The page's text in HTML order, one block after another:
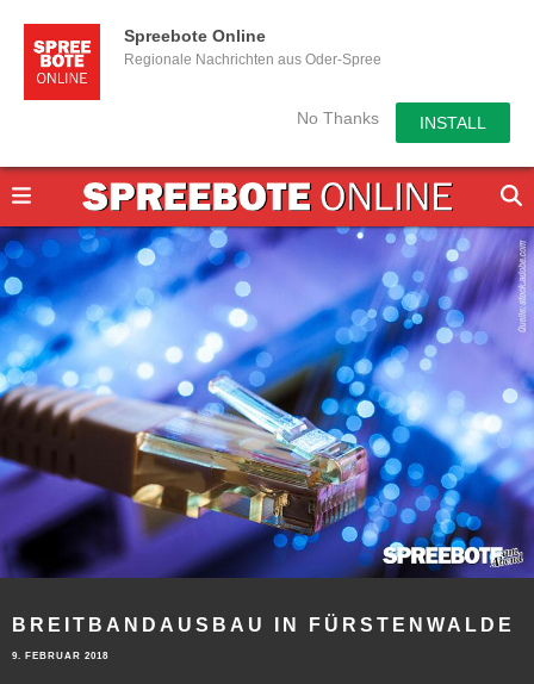
Spreebote Online
Regionale Nachrichten aus Oder-Spree
No Thanks INSTALL
BREITBANDAUSBAU IN FÜRSTENWALDE
9. FEBRUAR 2018